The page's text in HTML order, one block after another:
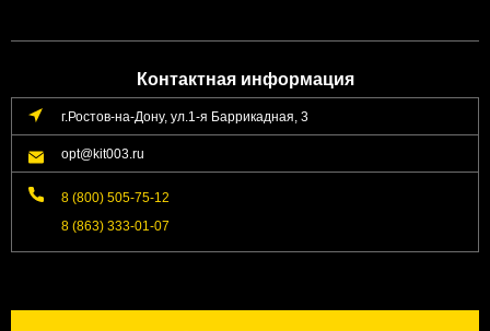
Контактная информация
г.Ростов-на-Дону, ул.1-я Баррикадная, 3
opt@kit003.ru
8 (800) 505-75-12
8 (863) 333-01-07